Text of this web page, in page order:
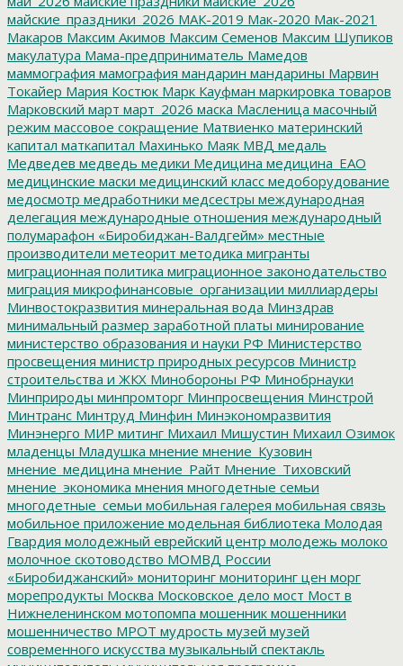
майские_праздники_2026 МАК-2019 Мак-2020 Мак-2021
Макаров Максим Акимов Максим Семенов Максим Шупиков
макулатура Мама-предприниматель Мамедов
маммография мамография мандарин мандарины Марвин
Токайер Мария Костюк Марк Кауфман маркировка товаров
Марковский март март_2026 маска Масленица масочный
режим массовое сокращение Матвиенко материнский
капитал маткапитал Махинько Маяк МВД медаль
Медведев медведь медики Медицина медицина_ЕАО
медицинские маски медицинский класс медоборудование
медосмотр медработники медсестры международная
делегация международные отношения международный
полумарафон «Биробиджан-Валдгейм» местные
производители метеорит методика мигранты
миграционная политика миграционное законодательство
миграция микрофинансовые_организации миллиардеры
Минвостокразвития минеральная вода Минздрав
минимальный размер заработной платы минирование
министерство образования и науки РФ Министерство
просвещения министр природных ресурсов Министр
строительства и ЖКХ Минобороны РФ Минобрнауки
Минприроды минпромторг Минпросвещения Минстрой
Минтранс Минтруд Минфин Минэкономразвития
Минэнерго МИР митинг Михаил Мишустин Михаил Озимок
младенцы Младушка мнение мнение_Кузовин
мнение_медицина мнение_Райт Мнение_Тиховский
мнение_экономика мнения многодетные семьи
многодетные_семьи мобильная галерея мобильная связь
мобильное приложение модельная библиотека Молодая
Гвардия молодежный еврейский центр молодежь молоко
молочное скотоводство МОМВД России
«Биробиджанский» мониторинг мониторинг цен морг
морепродукты Москва Московское дело мост Мост в
Нижнеленинском мотопомпа мошенник мошенники
мошенничество МРОТ мудрость музей музей
современного искусства музыкальный спектакль